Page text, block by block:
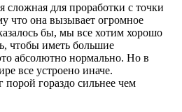
сложная для проработки с точки
что она вызывает огромное
бы, мы все хотим хорошо
чтобы иметь большие
абсолютно нормально. Но в
все устроено иначе.
гораздо сильнее чем